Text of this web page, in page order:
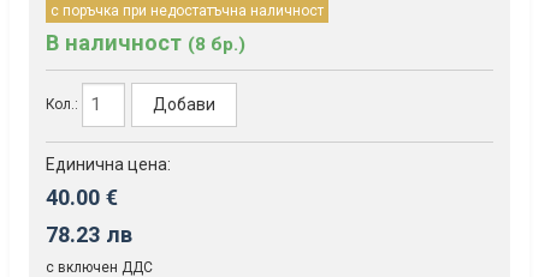
с поръчка при недостатъчна наличност
В наличност (8 бр.)
Кол.: Добави
Единична цена:
40.00 €
78.23 лв
с включен ДДС